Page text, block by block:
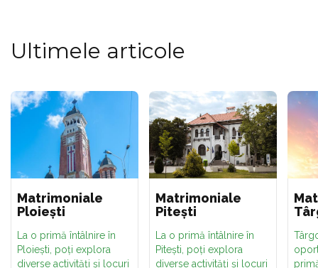
Ultimele articole
Matrimoniale
Ploiești
La o primă întâlnire în
Ploiești, poți explora
diverse activități și locuri
Matrimoniale
Pitești
La o primă întâlnire în
Pitești, poți explora
diverse activități și locuri